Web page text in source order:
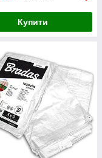
Купити